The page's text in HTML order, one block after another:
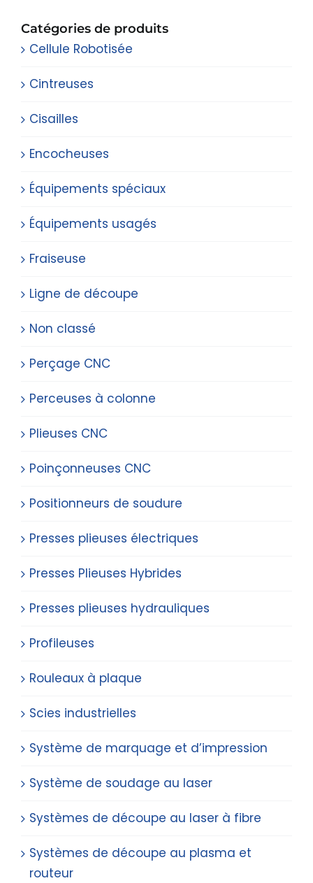
Catégories de produits
Cellule Robotisée
Cintreuses
Cisailles
Encocheuses
Équipements spéciaux
Équipements usagés
Fraiseuse
Ligne de découpe
Non classé
Perçage CNC
Perceuses à colonne
Plieuses CNC
Poinçonneuses CNC
Positionneurs de soudure
Presses plieuses électriques
Presses Plieuses Hybrides
Presses plieuses hydrauliques
Profileuses
Rouleaux à plaque
Scies industrielles
Système de marquage et d’impression
Système de soudage au laser
Systèmes de découpe au laser à fibre
Systèmes de découpe au plasma et
routeur